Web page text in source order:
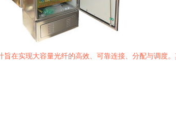
在实现大容量光纤的高效、可靠连接、分配与调度